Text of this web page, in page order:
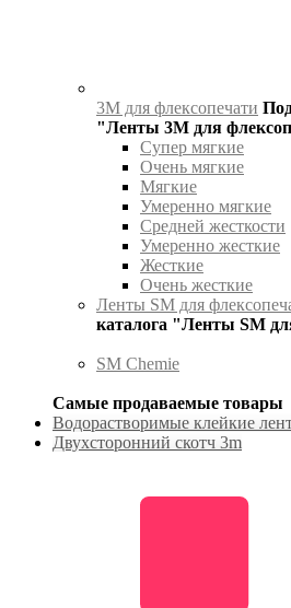
3М для флексопечати
"Ленты 3М для
Супер мягкие
Очень мягкие
Мягкие
Умеренно мягкие
Средней жесткости
Умеренно жесткие
Жесткие
Очень жесткие
Ленты SM для
каталога "Ленты SM
SM Chemie
Самые продаваемые товары
Водорастворимые клейкие
Двухсторонний скотч 3m